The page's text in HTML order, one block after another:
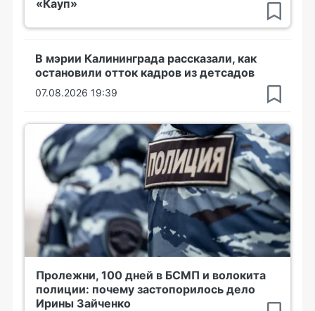
«Кауп»
В мэрии Калининграда рассказали, как
остановили отток кадров из детсадов
07.08.2026 19:39
Пролежни, 100 дней в БСМП и волокита
полиции: почему застопорилось дело
Ирины Зайченко